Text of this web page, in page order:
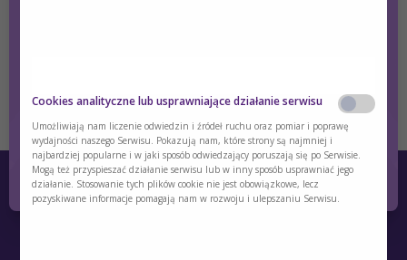
Zaloguj się Zarejestruj się
zakresu medycyny, farmacji, pielęgniarstwa,
dietetyki?
Tak Nie
Cookies analityczne lub usprawniające działanie serwisu
Umożliwiają nam liczenie odwiedzin i źródeł ruchu oraz pomiar i poprawę
wydajności naszego Serwisu. Pokazują nam, które strony są najmniej i
najbardziej popularne i w jaki sposób odwiedzający poruszają się po Serwisie.
Mogą też przyspieszać działanie serwisu lub w inny sposób usprawniać jego
działanie. Stosowanie tych plików cookie nie jest obowiązkowe, lecz
pozyskiwane informacje pomagają nam w rozwoju i ulepszaniu Serwisu.